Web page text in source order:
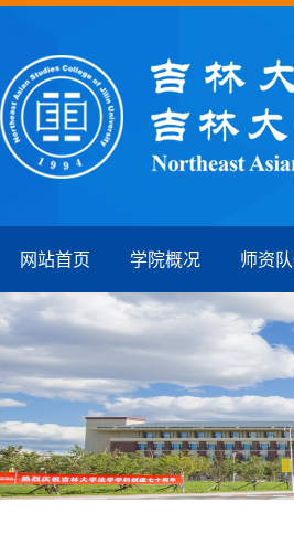
网站首页 学院概况 师资